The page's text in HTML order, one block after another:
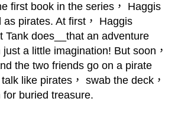
first book in the series， Haggis
as pirates. At first， Haggis
Tank does__that an adventure
a little imagination! But soon，
the two friends go on a pirate
like pirates， swab the deck，
buried treasure.